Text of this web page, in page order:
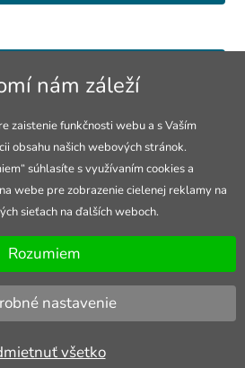
kosť, pravek
2,70 €
info@4lol.cz
října 250, Ostrava
nám záleží
zaistenie funkčnosti webu a s Vaším
obsahu našich webových stránok.
súhlasíte s využívaním cookies a
webe pre zobrazenie cielenej reklamy na
sieťach na ďalších weboch.
Rozumiem
nastavenie
všetko